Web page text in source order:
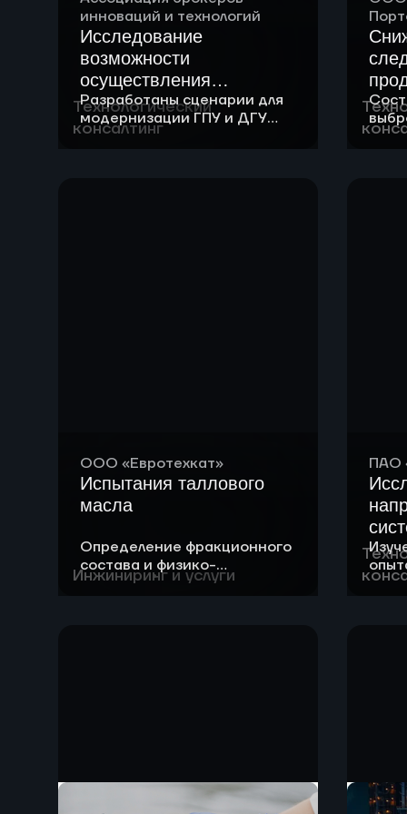
Технологический
консалтинг
инноваций и технологий
Исследование
возможности
осуществления
модернизации
газопоршневой
Разработаны сценарии для
модернизации ГПУ и ДГУ
Сформирован перечень
по
при
Инжиниринг и услуги
ООО «Евротехкат»
Испытания таллового
масла
Определение фракционного
состава и физико-
химических свойств
ПАО